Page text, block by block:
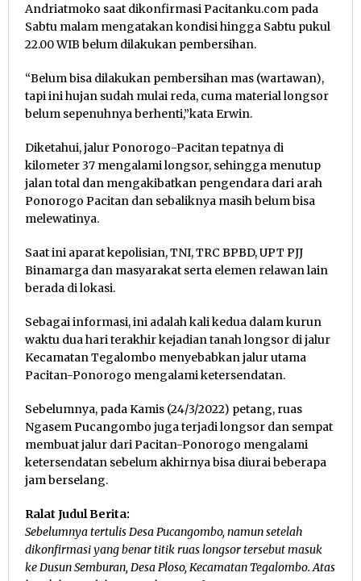
Andriatmoko saat dikonfirmasi Pacitanku.com pada
Sabtu malam mengatakan kondisi hingga Sabtu pukul
22.00 WIB belum dilakukan pembersihan.
“Belum bisa dilakukan pembersihan mas (wartawan),
tapi ini hujan sudah mulai reda, cuma material longsor
belum sepenuhnya berhenti,”kata Erwin.
Diketahui, jalur Ponorogo-Pacitan tepatnya di
kilometer 37 mengalami longsor, sehingga menutup
jalan total dan mengakibatkan pengendara dari arah
Ponorogo Pacitan dan sebaliknya masih belum bisa
melewatinya.
Saat ini aparat kepolisian, TNI, TRC BPBD, UPT PJJ
Binamarga dan masyarakat serta elemen relawan lain
berada di lokasi.
Sebagai informasi, ini adalah kali kedua dalam kurun
waktu dua hari terakhir kejadian tanah longsor di jalur
Kecamatan Tegalombo menyebabkan jalur utama
Pacitan-Ponorogo mengalami ketersendatan.
Sebelumnya, pada Kamis (24/3/2022) petang, ruas
Ngasem Pucangombo juga terjadi longsor dan sempat
membuat jalur dari Pacitan-Ponorogo mengalami
ketersendatan sebelum akhirnya bisa diurai beberapa
jam berselang.
Ralat Judul Berita:
Sebelumnya tertulis Desa Pucangombo, namun setelah
dikonfirmasi yang benar titik ruas longsor tersebut masuk
ke Dusun Semburan, Desa Ploso, Kecamatan Tegalombo. Atas